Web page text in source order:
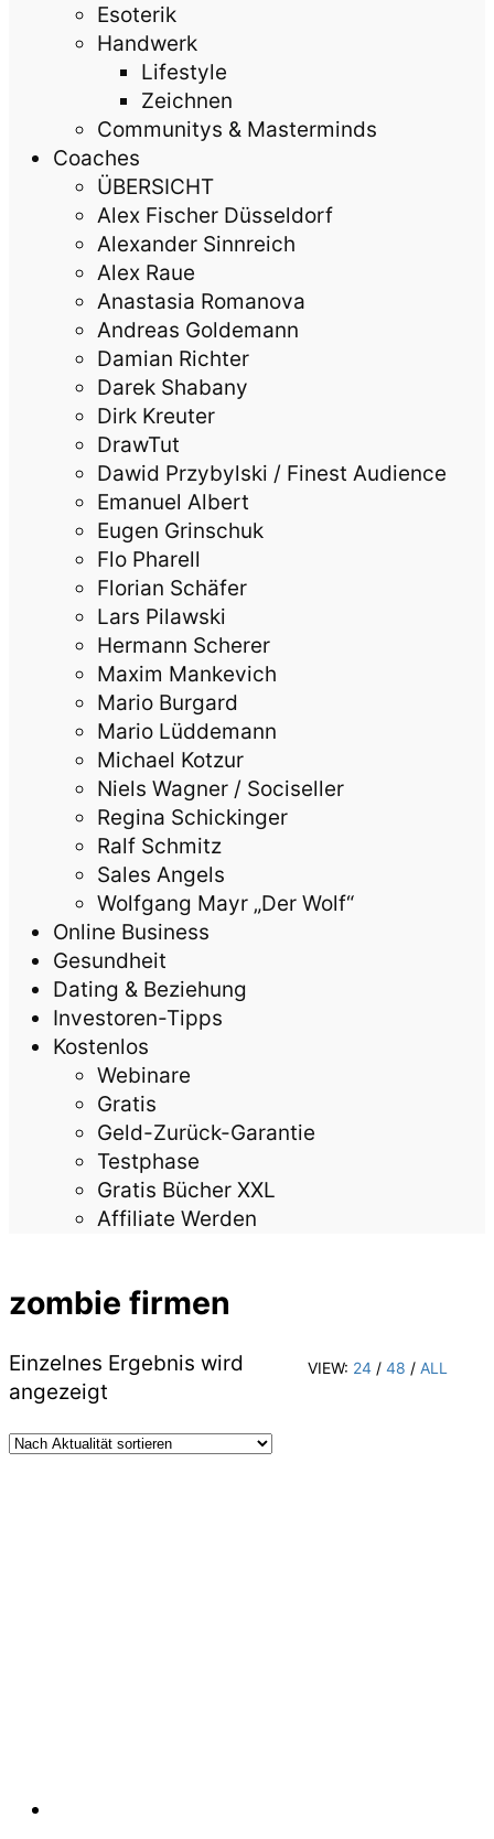
Esoterik
Handwerk
Lifestyle
Zeichnen
Communitys & Masterminds
Coaches
ÜBERSICHT
Alex Fischer Düsseldorf
Alexander Sinnreich
Alex Raue
Anastasia Romanova
Andreas Goldemann
Damian Richter
Darek Shabany
Dirk Kreuter
DrawTut
Dawid Przybylski / Finest Audience
Emanuel Albert
Eugen Grinschuk
Flo Pharell
Florian Schäfer
Lars Pilawski
Hermann Scherer
Maxim Mankevich
Mario Burgard
Mario Lüddemann
Michael Kotzur
Niels Wagner / Sociseller
Regina Schickinger
Ralf Schmitz
Sales Angels
Wolfgang Mayr „Der Wolf“
Online Business
Gesundheit
Dating & Beziehung
Investoren-Tipps
Kostenlos
Webinare
Gratis
Geld-Zurück-Garantie
Testphase
Gratis Bücher XXL
Affiliate Werden
zombie firmen
VIEW: 24 / 48 / ALL
Einzelnes Ergebnis wird
angezeigt